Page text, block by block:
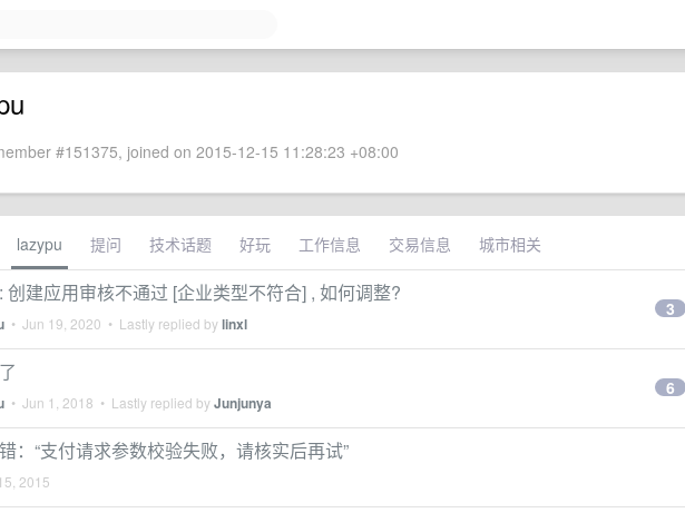
#151375, joined on 2015-12-15 11:28:23 +08:00
lazypu 提问 技术话题 好玩 工作信息 交易信息 城市相关
建应用审核不通过 [企业类型不符合] , 如何调整?
• Jun 19, 2020 • Lastly replied bylinxl
3
• Jun 1, 2018 • Lastly replied byJunjunya
6
：“支付请求参数校验失败，请核实后再试”
2015